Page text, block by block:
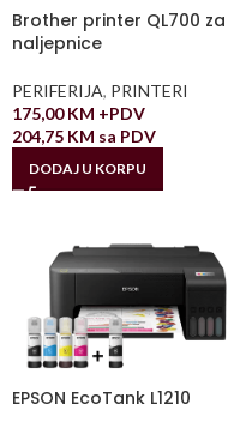
Brother printer QL700 za
naljepnice
PERIFERIJA, PRINTERI
175,00KM +PDV
204,75 KM sa PDV
DODAJ U KORPU
EPSON EcoTank L1210